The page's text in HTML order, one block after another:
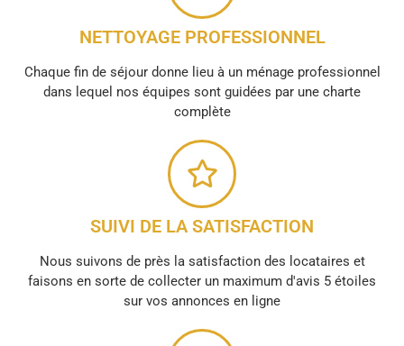
NETTOYAGE PROFESSIONNEL
Chaque fin de séjour donne lieu à un ménage professionnel
dans lequel nos équipes sont guidées par une charte
complète
SUIVI DE LA SATISFACTION
Nous suivons de près la satisfaction des locataires et
faisons en sorte de collecter un maximum d'avis 5 étoiles
sur vos annonces en ligne